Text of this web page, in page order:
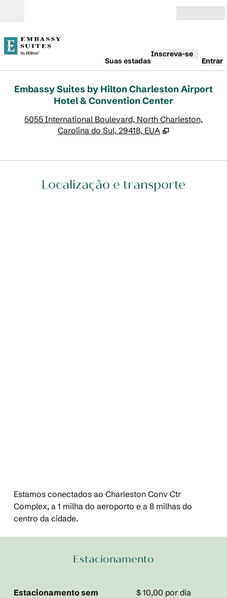
Suas estadas
Inscreva-se
Entrar
Embassy Suites by Hilton Charleston Airport
Hotel & Convention Center
5055 International Boulevard, North Charleston,
Carolina do Sul, 29418, EUA
Localização e transporte
Estamos conectados ao Charleston Conv Ctr
Complex, a 1 milha do aeroporto e a 8 milhas do
centro da cidade.
Estacionamento
Estacionamento sem
$ 10,00 por dia